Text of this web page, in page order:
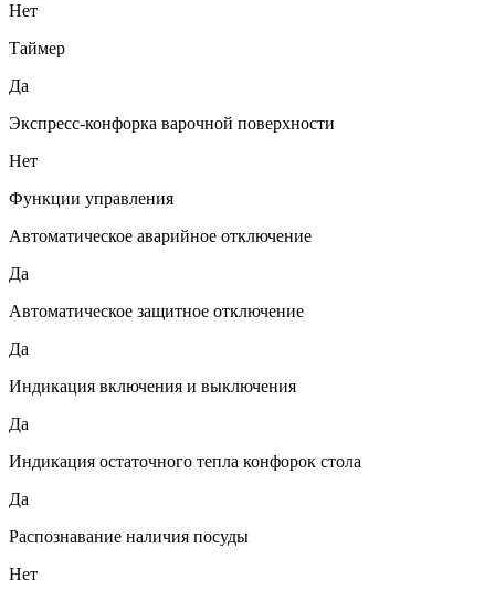
Нет
Таймер
Да
Экспресс-конфорка варочной поверхности
Нет
Функции управления
Автоматическое аварийное отключение
Да
Автоматическое защитное отключение
Да
Индикация включения и выключения
Да
Индикация остаточного тепла конфорок стола
Да
Распознавание наличия посуды
Нет